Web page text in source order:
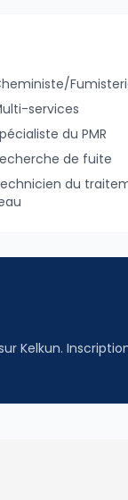
services
du PMR
de fuite
du
Kelkun.